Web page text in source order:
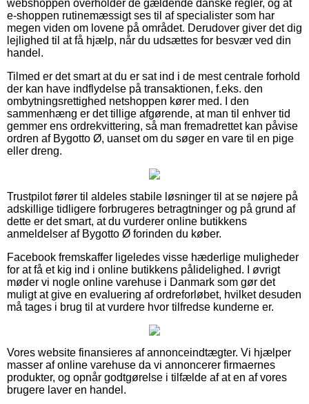
webshoppen overholder de gældende danske regler, og at
e-shoppen rutinemæssigt ses til af specialister som har
megen viden om lovene på området. Derudover giver det dig
lejlighed til at få hjælp, når du udsættes for besvær ved din
handel.
Tilmed er det smart at du er sat ind i de mest centrale forhold
der kan have indflydelse på transaktionen, f.eks. den
ombytningsrettighed netshoppen kører med. I den
sammenhæng er det tillige afgørende, at man til enhver tid
gemmer ens ordrekvittering, så man fremadrettet kan påvise
ordren af Bygotto Ø, uanset om du søger en vare til en pige
eller dreng.
Trustpilot fører til aldeles stabile løsninger til at se nøjere på
adskillige tidligere forbrugeres betragtninger og på grund af
dette er det smart, at du vurderer online butikkens
anmeldelser af Bygotto Ø forinden du køber.
Facebook fremskaffer ligeledes visse hæderlige muligheder
for at få et kig ind i online butikkens pålidelighed. I øvrigt
møder vi nogle online varehuse i Danmark som gør det
muligt at give en evaluering af ordreforløbet, hvilket desuden
må tages i brug til at vurdere hvor tilfredse kunderne er.
Vores website finansieres af annonceindtægter. Vi hjælper
masser af online varehuse da vi annoncerer firmaernes
produkter, og opnår godtgørelse i tilfælde af at en af vores
brugere laver en handel.